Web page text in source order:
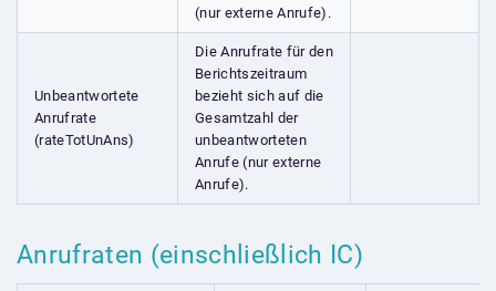
(nur externe Anrufe).
Unbeantwortete
Anrufrate
(rateTotUnAns)
Die Anrufrate für den
Berichtszeitraum
bezieht sich auf die
Gesamtzahl der
unbeantworteten
Anrufe (nur externe
Anrufe).
Anrufraten (einschließlich IC)